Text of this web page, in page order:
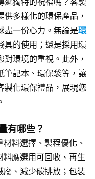
多樣化的環保產品，
盡一份心力。無論是環
具的使用；還是採用環
對環境的重視。此外，
筆記本、環保袋等，讓
製化環保禮品，展現您
有哪些？
料選擇、製程優化、
應選用可回收、再生
廢、減少碳排放；包裝